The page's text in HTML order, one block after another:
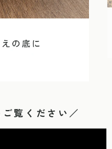
覧ください／